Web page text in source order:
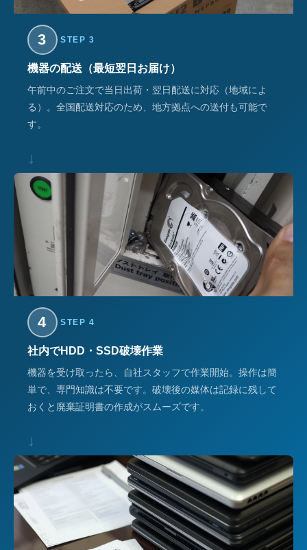
3 STEP 3
機器の配送（最短翌日お届け）
午前中のご注文で当日出荷・翌日配送に対応（地域によ
る）。全国配送対応のため、地方拠点への送付も可能で
す。
↓
4 STEP 4
社内でHDD・SSD破壊作業
機器を受け取ったら、自社スタッフで作業開始。操作は簡
単で、専門知識は不要です。破壊後の媒体は記録に残して
おくと廃棄証明書の作成がスムーズです。
↓